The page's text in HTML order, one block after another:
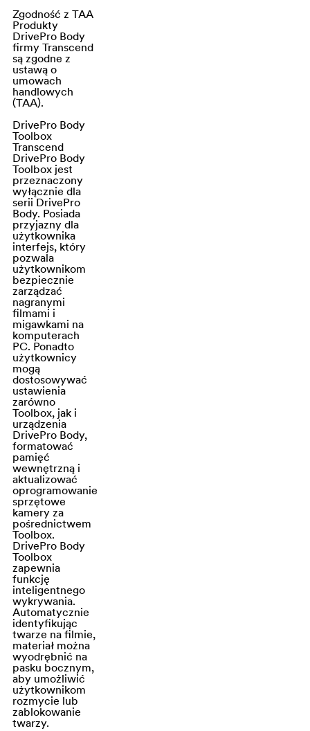
podczerwieni,
które
zapewniają, że
wszystkie ważne
szczegóły
działań są
wyraźnie
rejestrowane.
DrivePro Body 10
posiada również
wbudowany
akumulator oraz
doskonałą
odporność na
wodę i wstrząsy,
dzięki czemu
idealnie nadaje
się do użytku
wewnątrz i na
zewnątrz
budynków. na
zewnątrz.
Sensor obrazu o
wysokiej
czułości
Kamera DrivePro
Body 10 firmy
Transcend
wyposażona jest
w sensor obrazu
o wysokiej
czułości,
umożliwiający
rejestrowanie
filmów i zdjęć o
wysokiej
rozdzielczości i
doskonałej,
bogatej
kolorystyce.
Nawet przy
słabym
Zgodność z TAA
Produkty
DrivePro Body
firmy Transcend
są zgodne z
ustawą o
umowach
handlowych
(TAA).
DrivePro Body
Toolbox
Transcend
DrivePro Body
Toolbox jest
przeznaczony
wyłącznie dla
serii DrivePro
Body. Posiada
przyjazny dla
użytkownika
interfejs, który
pozwala
użytkownikom
bezpiecznie
zarządzać
nagranymi
filmami i
migawkami na
komputerach
PC. Ponadto
użytkownicy
mogą
dostosowywać
ustawienia
zarówno
Toolbox, jak i
urządzenia
DrivePro Body,
formatować
pamięć
wewnętrzną i
aktualizować
oprogramowanie
sprzętowe
kamery za
pośrednictwem
Toolbox.
DrivePro Body
Toolbox
zapewnia
funkcję
inteligentnego
wykrywania.
Automatycznie
identyfikując
twarze na filmie,
materiał można
wyodrębnić na
pasku bocznym,
aby umożliwić
użytkownikom
rozmycie lub
zablokowanie
twarzy.